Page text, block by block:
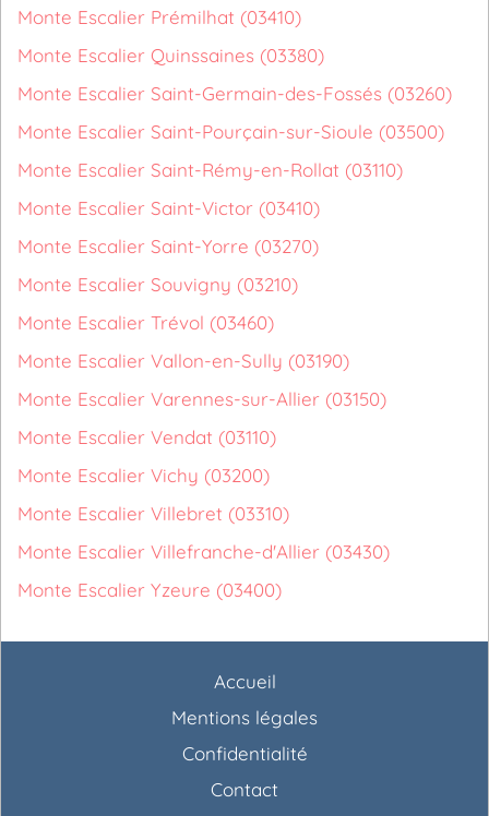
Monte Escalier Prémilhat (03410)
Monte Escalier Quinssaines (03380)
Monte Escalier Saint-Germain-des-Fossés (03260)
Monte Escalier Saint-Pourçain-sur-Sioule (03500)
Monte Escalier Saint-Rémy-en-Rollat (03110)
Monte Escalier Saint-Victor (03410)
Monte Escalier Saint-Yorre (03270)
Monte Escalier Souvigny (03210)
Monte Escalier Trévol (03460)
Monte Escalier Vallon-en-Sully (03190)
Monte Escalier Varennes-sur-Allier (03150)
Monte Escalier Vendat (03110)
Monte Escalier Vichy (03200)
Monte Escalier Villebret (03310)
Monte Escalier Villefranche-d'Allier (03430)
Monte Escalier Yzeure (03400)
Accueil
Mentions légales
Confidentialité
Contact